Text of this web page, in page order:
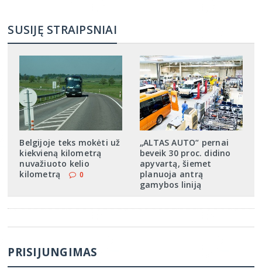
SUSIJĘ STRAIPSNIAI
Belgijoje teks mokėti už
kiekvieną kilometrą
nuvažiuoto kelio
kilometrą
0
„ALTAS AUTO“ pernai
beveik 30 proc. didino
apyvartą, šiemet
planuoja antrą
gamybos liniją
PRISIJUNGIMAS